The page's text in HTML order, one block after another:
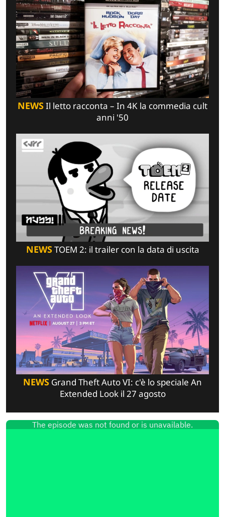
NEWSIl letto racconta – In 4K la commedia cult
anni '50
NEWSTOEM 2: il trailer con la data di uscita
NEWS Grand Theft Auto VI: c'è lo speciale An
Extended Look il 27 agosto